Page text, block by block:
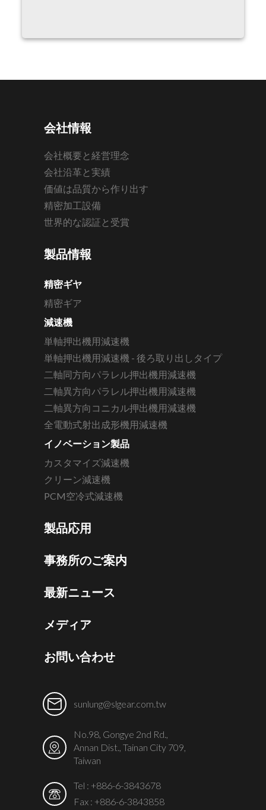
会社情報
会社概要と経営理念
会社沿革と実績
価値は品質から作り出す
精密加工設備
世界的な認証と受賞
製品情報
精密ギヤ
精密ギア
減速機
単軸押出機用減速機
単軸押出機用減速機 - 後ろ取り出しタイプ
二軸同方向パラレル押出機用減速機
二軸異方向パラレル押出機用減速機
二軸異方向コニカル押出機用減速機
全電動式射出成形機用減速機
イノベーション製品
カスタマイズ減速機
クリーン減速機
PCM空冷式減速機
製品応用
事務所のご案内
最新ニュース
メディア
お問い合わせ
sunlung@slgear.com.tw
No.98, Gongye 2nd Rd.,
Annan Dist., Tainan City 709,
Taiwan
Tel : +886-6-3843678
Fax : +886-6-3843858